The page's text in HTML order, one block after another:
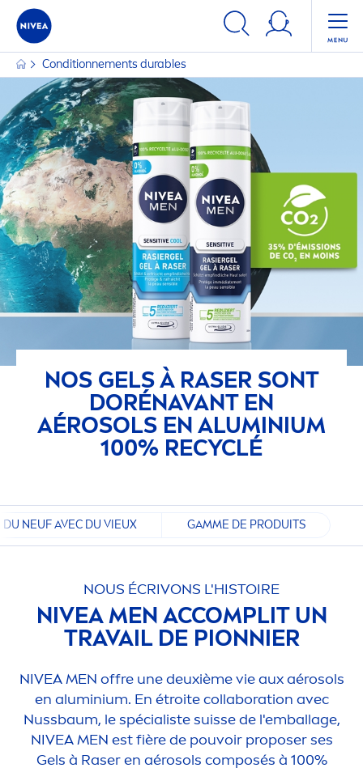
Conditionnements durables
NOS GELS À RASER SONT
DORÉNAVANT EN
AÉROSOLS EN ALUMINIUM
100% RECYCLÉ
DU NEUF AVEC DU VIEUX GAMME DE PRODUITS
NOUS ÉCRIVONS L'HISTOIRE
NIVEA MEN ACCOMPLIT UN
TRAVAIL DE PIONNIER
NIVEA MEN offre une deuxième vie aux aérosols
en aluminium. En étroite collaboration avec
Nussbaum, le spécialiste suisse de l'emballage,
NIVEA MEN est fière de pouvoir proposer ses
Gels à Raser en aérosols composés à 100%